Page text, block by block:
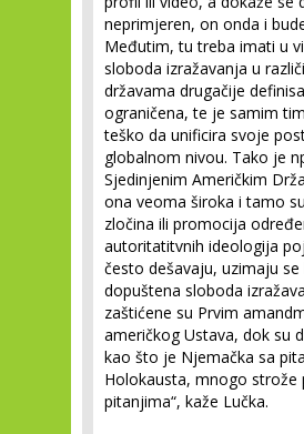
neprimjeren, on onda i
Međutim, tu treba imati u
sloboda izražavanja u
državama drugačije
ograničena, te je samim
teško da unificira svoje
globalnom nivou. Tako je
Sjedinjenim Američkim
ona veoma široka i tamo
zločina ili promocija
autoritatitvnih ideologija
često dešavaju, uzimaju se
dopuštena sloboda
zaštićene su Prvim
američkog Ustava, dok su
kao što je Njemačka sa
Holokausta, mnogo strože
pitanjima“, kaže Lučka.